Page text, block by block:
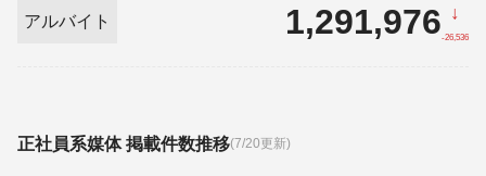
アルバイト 1,291,976 ↓
-26,536
正社員系媒体 掲載件数推移(7/20更新)